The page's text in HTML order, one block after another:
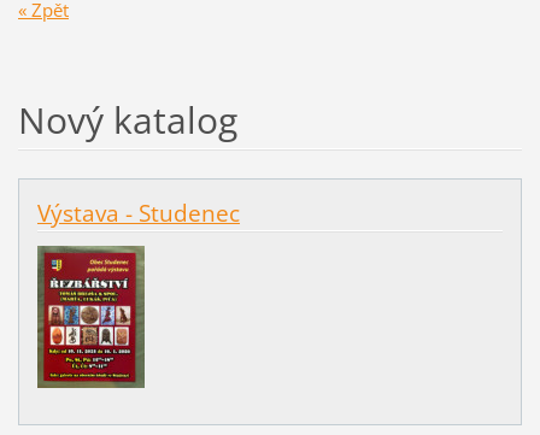
« Zpět
Nový katalog
Výstava - Studenec